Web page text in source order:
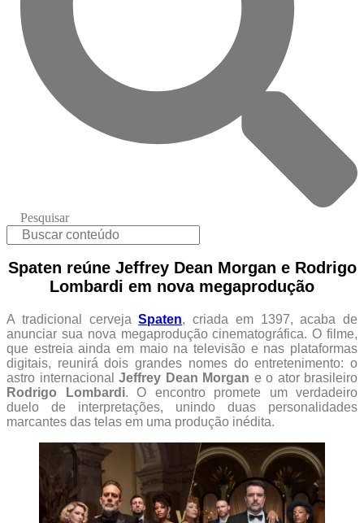
Pesquisar
Spaten reúne Jeffrey Dean Morgan e Rodrigo
Lombardi em nova megaprodução
A tradicional cervejaSpaten, criada em 1397, acaba de
anunciar sua nova megaprodução cinematográfica. O filme,
que estreia ainda em maio na televisão e nas plataformas
digitais, reunirá dois grandes nomes do entretenimento: o
astro internacional Jeffrey Dean Morgan e o ator brasileiro
Rodrigo Lombardi. O encontro promete um verdadeiro
duelo de interpretações, unindo duas personalidades
marcantes das telas em uma produção inédita.